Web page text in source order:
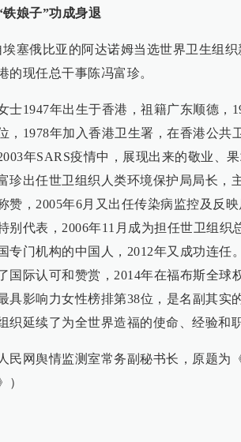
娘子”功成身退
埃塞俄比亚的阿达诺姆当选世界卫生组
的现任总干事陈冯富珍。
士1947年出生于香港，祖籍广东顺德，
，1978年加入香港卫生署，在香港公共
年SARS疫情中，展现出来的敬业、
珍出任世卫组织人类环境保护局局长，
赞，2005年6月又出任传染病监控及反
别代表，2006年11月成为担任世卫组织
专门机构的中国人，2012年又成功连任
国际认可和赞赏，2014年在福布斯全球
具影响力女性榜排第38位，是名副其实
织延续了为全世界造福的使命、经验和
民网舆情监测室常务副秘书长，原题为
）